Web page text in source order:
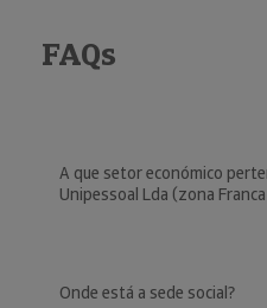
FAQs
A que setor económico
Unipessoal Lda (zona
Onde está a sede social?